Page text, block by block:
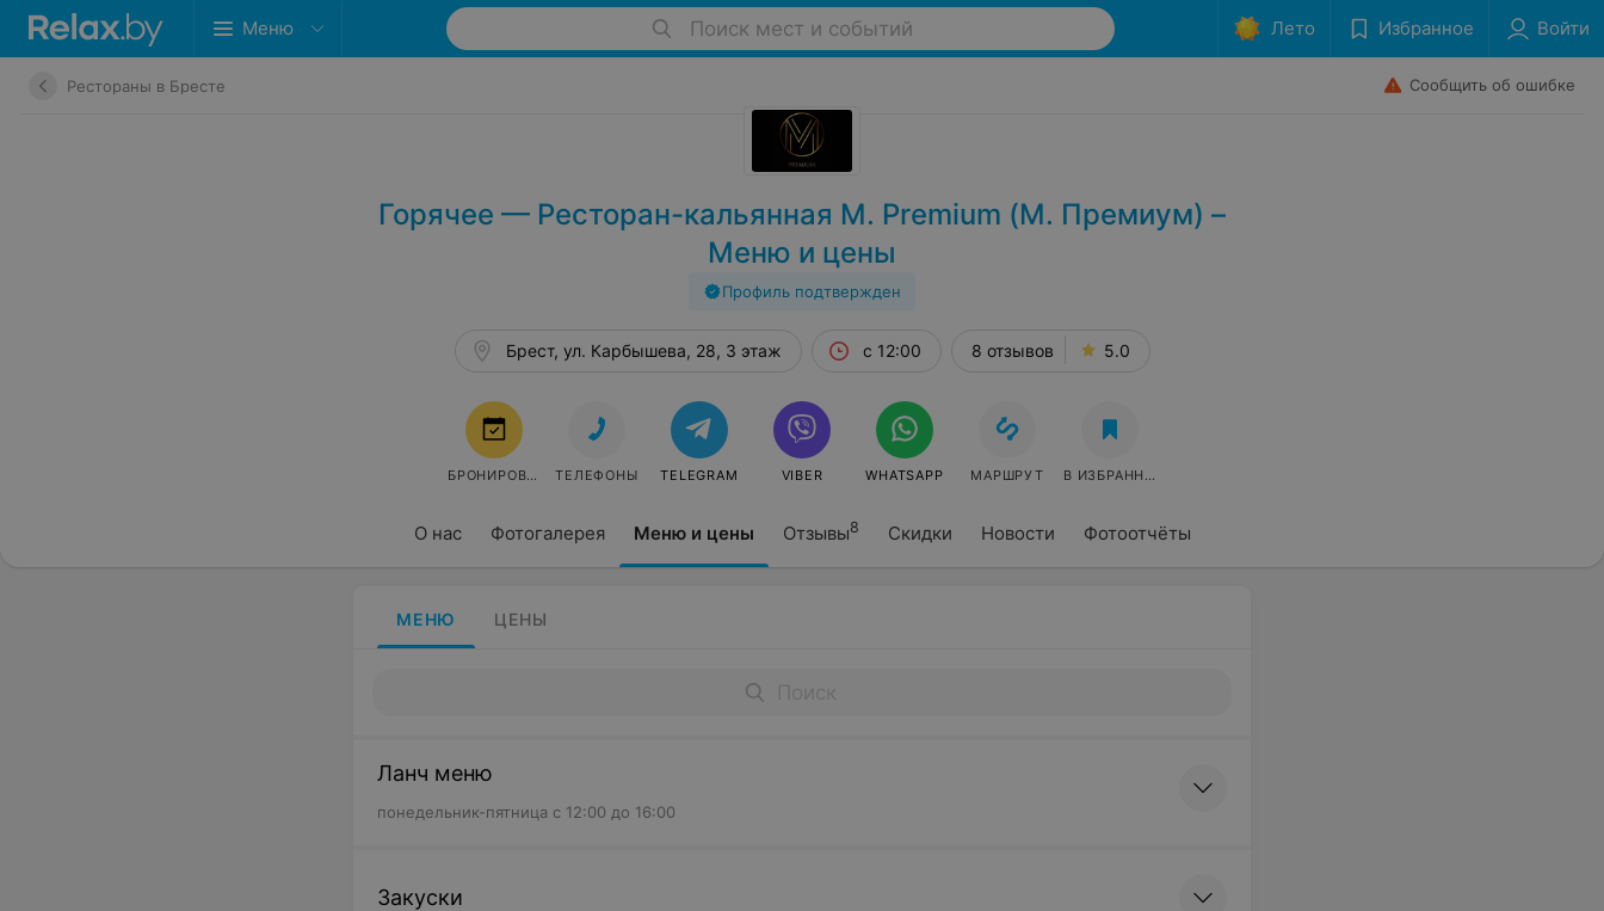
Меню Поиск мест и событий Лето Избранное Войти
Рестораны в Бресте Сообщить об ошибке
Горячее — Ресторан-кальянная М. Premium (М. Премиум) –
Меню и цены
Профиль подтвержден
О нас Фотогалерея Меню и цены Отзывы8 Скидки Новости Фотоотчёты
Брест, ул. Карбышева, 28, 3 этаж с 12:00 8 отзывов 5.0
БРОНИРОВАТЬ ТЕЛЕФОНЫ TELEGRAM VIBER WHATSAPP МАРШРУТ В ИЗБРАННОЕ
МЕНЮ ЦЕНЫ
Ланч меню
понедельник-пятница с 12:00 до 16:00
Закуски